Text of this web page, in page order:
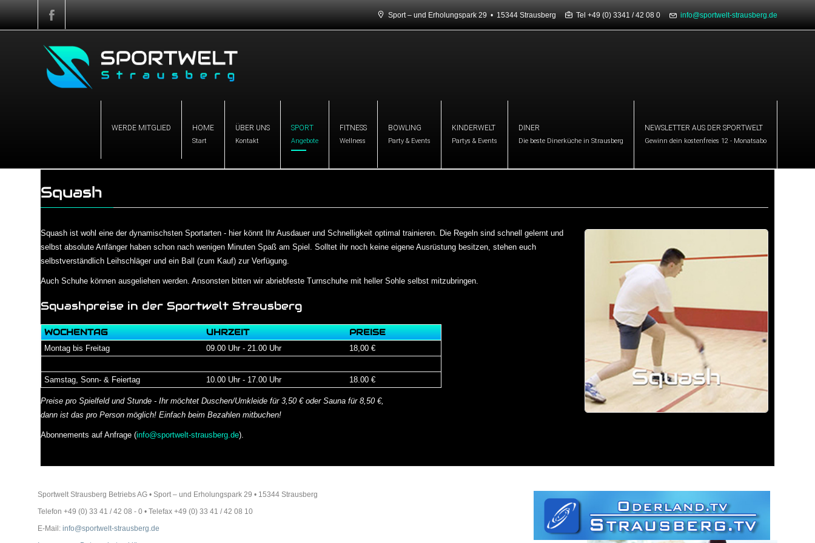
Sport – und Erholungspark 29 • 15344 Strausberg Tel +49 (0) 3341 / 42 08 0 info@sportwelt-strausberg.de
WERDE MITGLIED HOME
Start
ÜBER UNS
Kontakt
SPORT
Angebote
FITNESS
Wellness
BOWLING
Party & Events
KINDERWELT
Partys & Events
DINER
Die beste Dinerküche in Strausberg
NEWSLETTER AUS DER SPORTWELT
Gewinn dein kostenfreies 12 - Monatsabo
Squash
Squash ist wohl eine der dynamischsten Sportarten - hier könnt Ihr Ausdauer und Schnelligkeit optimal trainieren. Die Regeln sind schnell gelernt und
selbst absolute Anfänger haben schon nach wenigen Minuten Spaß am Spiel. Solltet ihr noch keine eigene Ausrüstung besitzen, stehen euch
selbstverständlich Leihschläger und ein Ball (zum Kauf) zur Verfügung.
Auch Schuhe können ausgeliehen werden. Ansonsten bitten wir abriebfeste Turnschuhe mit heller Sohle selbst mitzubringen.
Squashpreise in der Sportwelt Strausberg
WOCHENTAG UHRZEIT PREISE
Montag bis Freitag 09.00 Uhr - 21.00 Uhr 18,00 €
Samstag, Sonn- & Feiertag 10.00 Uhr - 17.00 Uhr 18.00 €
Preise pro Spielfeld und Stunde -Ihr möchtet Duschen/Umkleide für 3,50 € oder Sauna für 8,50 €,
dann ist das pro Person möglich! Einfach beim Bezahlen mitbuchen!
Abonnements auf Anfrage (info@sportwelt-strausberg.de).
Sportwelt Strausberg Betriebs AG • Sport – und Erholungspark 29 • 15344 Strausberg
Telefon +49 (0) 33 41 / 42 08 - 0 • Telefax +49 (0) 33 41 / 42 08 10
E-Mail: info@sportwelt-strausberg.de